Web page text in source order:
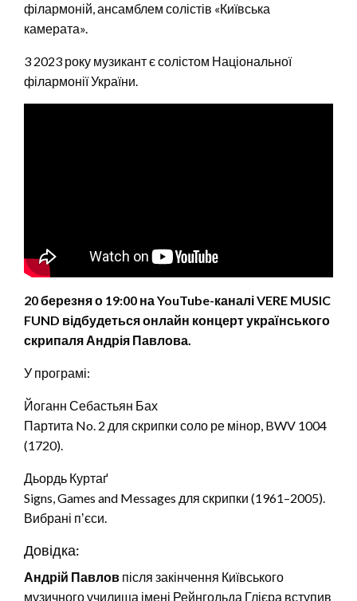
філармоній, ансамблем солістів «Київська
камерата».
3 2023 року музикант є солістом Національної
філармонії України.
20 березняо 19:00 на YouTube-каналі VERE MUSIC
FUND відбудеться онлайн концерт українського
скрипаля Андрія Павлова.
У програмі:
Йоганн Себастьян Бах
Партита No. 2 для скрипки соло ре мінор, BWV 1004
(1720).
Дьордь Куртаґ
Signs, Games and Messages для скрипки (1961–2005).
Вибрані пʼєси.
Довідка:
Андрій Павлов після закінчення Київського
музичного училища імені Рейнгольда Глієра вступив